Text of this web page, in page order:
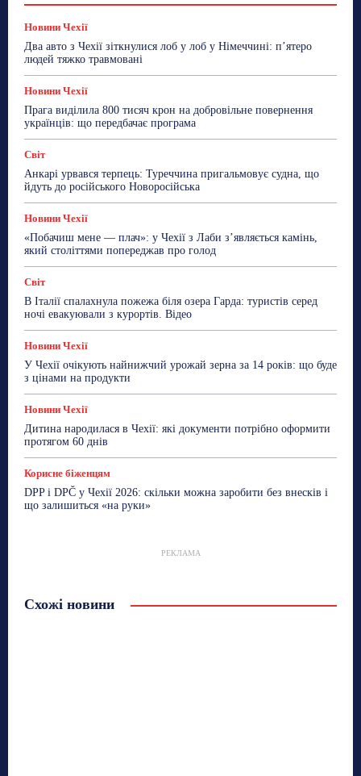
Новини Чехії
Сад та город Світ
ТехноМанія
Топ-новини Фоторепортаж
Новини Чехії
Два авто з Чехії зіткнулися лоб у лоб у Німеччині: п’ятеро
людей тяжко травмовані
Новини Чехії
Прага виділила 800 тисяч крон на добровільне повернення
українців: що передбачає програма
Світ
Анкарі урвався терпець: Туреччина пригальмовує судна, що
йдуть до російського Новоросійська
Новини Чехії
«Побачиш мене — плач»: у Чехії з Лаби з’являється камінь,
який століттями попереджав про голод
Світ
В Італії спалахнула пожежа біля озера Гарда: туристів серед
ночі евакуювали з курортів. Відео
Новини Чехії
У Чехії очікують найнижчий урожай зерна за 14 років: що буде
з цінами на продукти
Новини Чехії
Дитина народилася в Чехії: які документи потрібно оформити
протягом 60 днів
Корисне біженцям
DPP і DPČ у Чехії 2026: скільки можна заробити без внесків і
що залишиться «на руки»
РЕКЛАМА
Схожі новини